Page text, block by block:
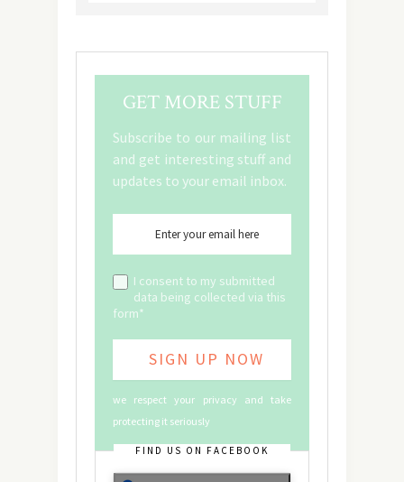
GET MORE STUFF
Subscribe to our mailing list
and get interesting stuff and
updates to your email inbox.
I consent to my submitted
data being collected via this
form*
we respect your privacy and take
protecting it seriously
FIND US ON FACEBOOK